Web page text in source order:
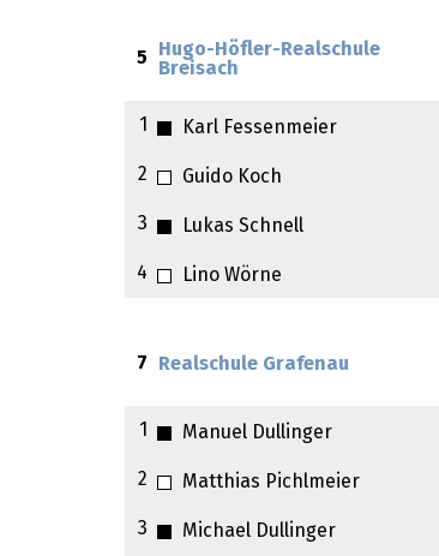
5
Hugo-Höfler-Realschule
Breisach
1 Karl Fessenmeier
2 Guido Koch
3 Lukas Schnell
4 Lino Wörne
7 Realschule Grafenau
1 Manuel Dullinger
2 Matthias Pichlmeier
3 Michael Dullinger